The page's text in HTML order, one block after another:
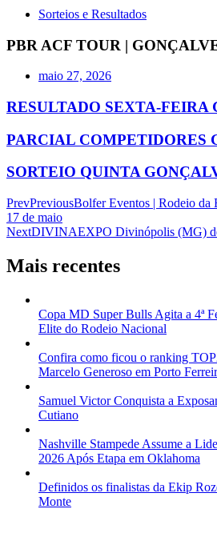
Sorteios e Resultados
PBR ACF TOUR |
maio 27, 2026
RESULTADO SEXTA-FEIRA
PARCIAL COMPETIDORES
SORTEIO QUINTA
PrevPreviousBolfer Eventos | Rodeio da
17 de maio
NextDIVINAEXPO Divinópolis (MG)
Mais recentes
Copa MD Super Bulls Agita a 4ª
Elite do Rodeio Nacional
Confira como ficou o ranking
Marcelo Generoso em Porto
Samuel Victor Conquista a
Cutiano
Nashville Stampede Assume a
2026 Após Etapa em Oklahoma
Definidos os finalistas da Ekip
Monte